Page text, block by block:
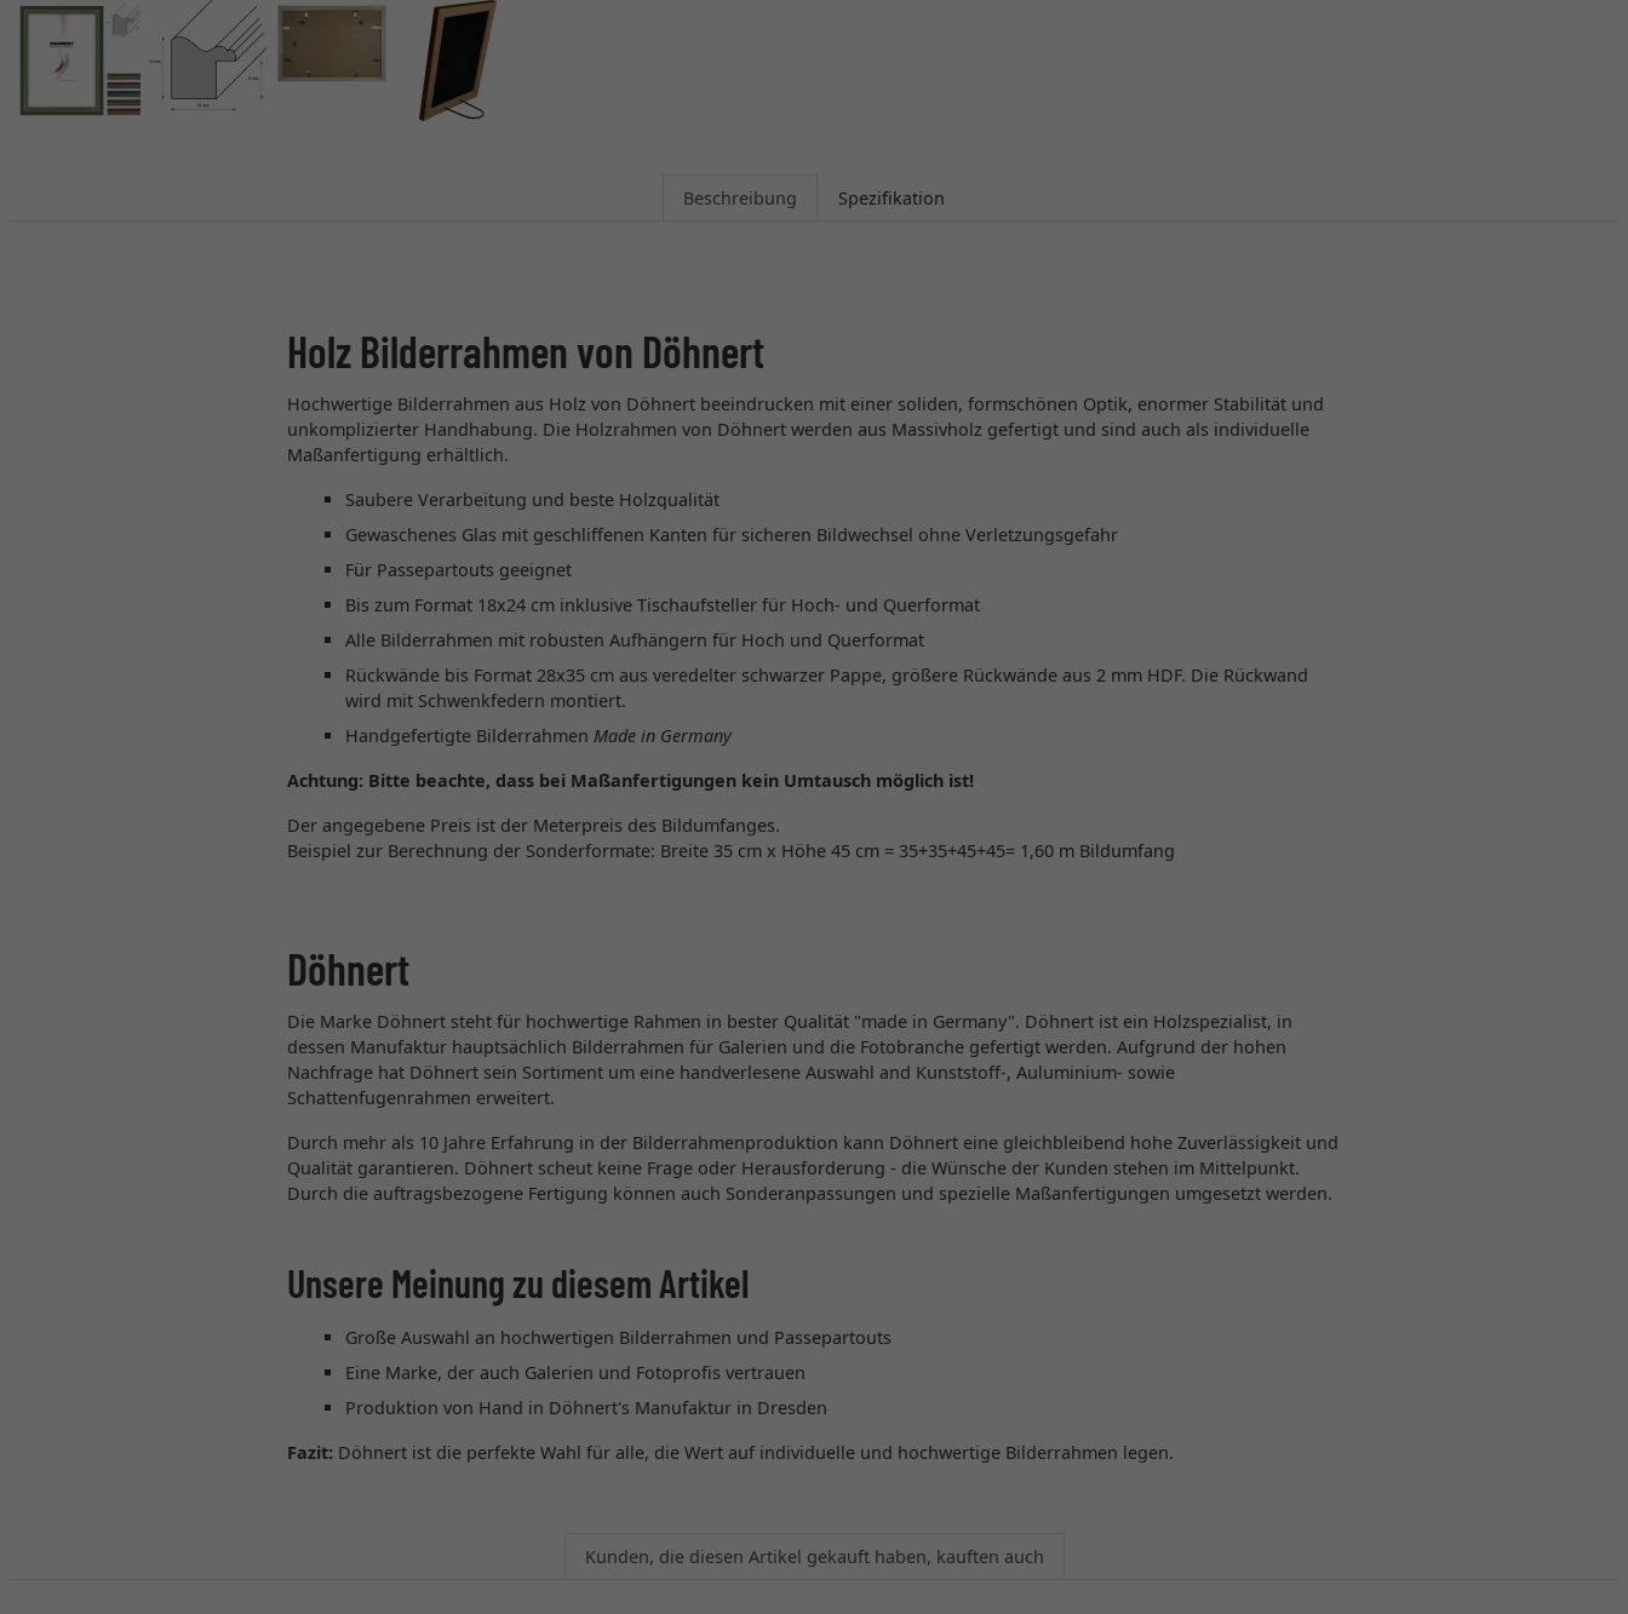
Beschreibung Spezifikation
Holz Bilderrahmen von Döhnert
Hochwertige Bilderrahmen aus Holz von Döhnert beeindrucken mit einer soliden, formschönen Optik, enormer Stabilität und
unkomplizierter Handhabung. Die Holzrahmen von Döhnert werden aus Massivholz gefertigt und sind auch als individuelle
Maßanfertigung erhältlich.
Saubere Verarbeitung und beste Holzqualität
Gewaschenes Glas mit geschliffenen Kanten für sicheren Bildwechsel ohne Verletzungsgefahr
Für Passepartouts geeignet
Bis zum Format 18x24 cm inklusive Tischaufsteller für Hoch- und Querformat
Alle Bilderrahmen mit robusten Aufhängern für Hoch und Querformat
Rückwände bis Format 28x35 cm aus veredelter schwarzer Pappe, größere Rückwände aus 2 mm HDF. Die Rückwand
wird mit Schwenkfedern montiert.
Handgefertigte Bilderrahmen Made in Germany
Achtung: Bitte beachte, dass bei Maßanfertigungen kein Umtausch möglich ist!
Der angegebene Preis ist der Meterpreis des Bildumfanges.
Beispiel zur Berechnung der Sonderformate: Breite 35 cm x Höhe 45 cm = 35+35+45+45= 1,60 m Bildumfang
Döhnert
Die Marke Döhnert steht für hochwertige Rahmen in bester Qualität "made in Germany". Döhnert ist ein Holzspezialist, in
dessen Manufaktur hauptsächlich Bilderrahmen für Galerien und die Fotobranche gefertigt werden. Aufgrund der hohen
Nachfrage hat Döhnert sein Sortiment um eine handverlesene Auswahl and Kunststoff-, Auluminium- sowie
Schattenfugenrahmen erweitert.
Durch mehr als 10 Jahre Erfahrung in der Bilderrahmenproduktion kann Döhnert eine gleichbleibend hohe Zuverlässigkeit und
Qualität garantieren. Döhnert scheut keine Frage oder Herausforderung - die Wünsche der Kunden stehen im Mittelpunkt.
Durch die auftragsbezogene Fertigung können auch Sonderanpassungen und spezielle Maßanfertigungen umgesetzt werden.
Unsere Meinung zu diesem Artikel
Große Auswahl an hochwertigen Bilderrahmen und Passepartouts
Eine Marke, der auch Galerien und Fotoprofis vertrauen
Produktion von Hand in Döhnert's Manufaktur in Dresden
Fazit: Döhnert ist die perfekte Wahl für alle, die Wert auf individuelle und hochwertige Bilderrahmen legen.
Kunden, die diesen Artikel gekauft haben, kauften auch